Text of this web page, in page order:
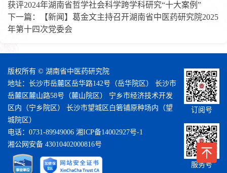
获评2024年湖南省哲学社会科学跨学科研究“十大案例”
下一篇：
【新闻】葛金文主持召开湖南省中医药研究院2025
年第十四次党委会
版权所有 © 湖南省中医药研究院
地址：长沙市岳麓区岳华路142号（岳华院区） 长沙市
岳麓区麓山路58号（麓山院区） 宁乡市经济技术开发
区内（宁乡院区） 长沙市望城区白箬铺原种场内（望
城院区）
电话：0731-89949006 湘ICP备14002927号-1
湘公网安备 43010402000816号
订阅号
服务号